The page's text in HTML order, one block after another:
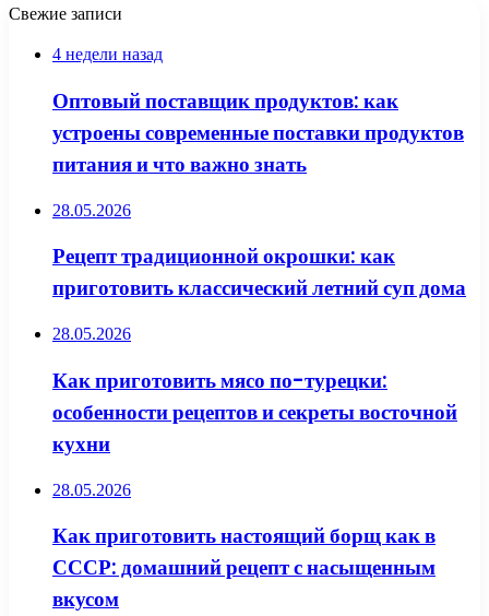
Свежие записи
4 недели назад
Оптовый поставщик продуктов: как
устроены современные поставки продуктов
питания и что важно знать
28.05.2026
Рецепт традиционной окрошки: как
приготовить классический летний суп дома
28.05.2026
Как приготовить мясо по-турецки:
особенности рецептов и секреты восточной
кухни
28.05.2026
Как приготовить настоящий борщ как в
СССР: домашний рецепт с насыщенным
вкусом